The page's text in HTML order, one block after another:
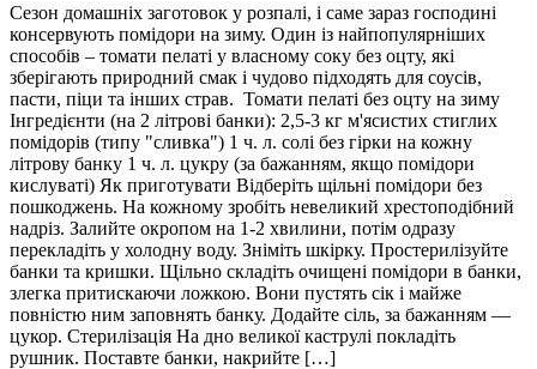
Сезон домашніх заготовок у розпалі, і саме зараз господині
консервують помідори на зиму. Один із найпопулярніших
способів – томати пелаті у власному соку без оцту, які
зберігають природний смак і чудово підходять для соусів,
пасти, піци та інших страв. Томати пелаті без оцту на зиму
Інгредієнти (на 2 літрові банки): 2,5-3 кг м'ясистих стиглих
помідорів (типу "сливка") 1 ч. л. солі без гірки на кожну
літрову банку 1 ч. л. цукру (за бажанням, якщо помідори
кислуваті) Як приготувати Відберіть щільні помідори без
пошкоджень. На кожному зробіть невеликий хрестоподібний
надріз. Залийте окропом на 1-2 хвилини, потім одразу
перекладіть у холодну воду. Зніміть шкірку. Простерилізуйте
банки та кришки. Щільно складіть очищені помідори в банки,
злегка притискаючи ложкою. Вони пустять сік і майже
повністю ним заповнять банку. Додайте сіль, за бажанням —
цукор. Стерилізація На дно великої каструлі покладіть
рушник. Поставте банки, накрийте […]